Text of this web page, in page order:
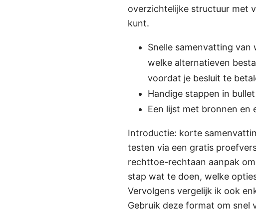
overzichtelijke structuur met
kunt.
Snelle samenvatting van
welke alternatieven
voordat je besluit te
Handige stappen in
Een lijst met bronnen en
Introductie: korte
testen via een gratis
rechttoe-rechtaan aanpak
stap wat te doen, welke
Vervolgens vergelijk ik ook
Gebruik deze format om snel